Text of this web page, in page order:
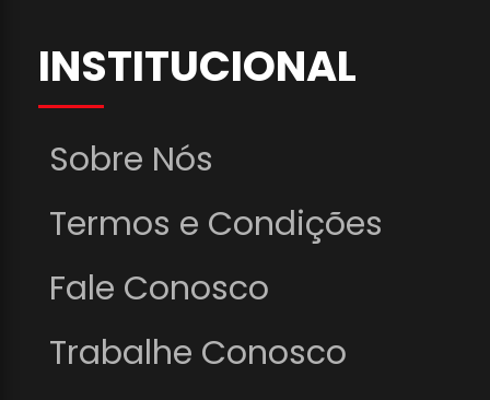
INSTITUCIONAL
Sobre Nós
Termos e Condições
Fale Conosco
Trabalhe Conosco